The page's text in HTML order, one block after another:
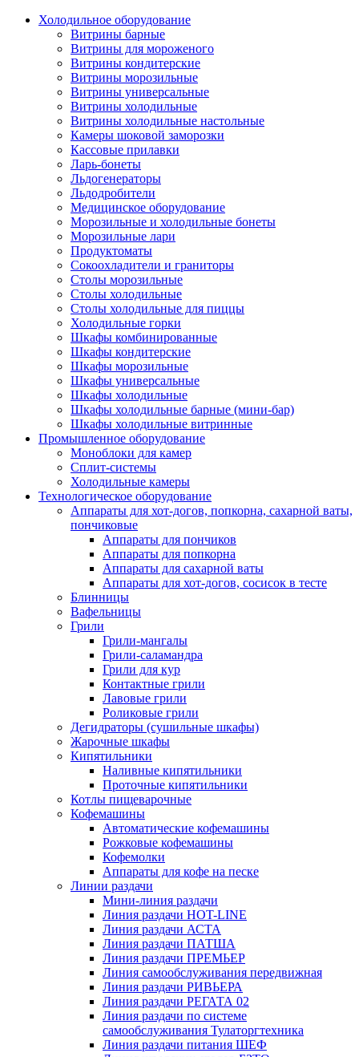
Холодильное оборудование
Витрины барные
Витрины для мороженого
Витрины кондитерские
Витрины морозильные
Витрины универсальные
Витрины холодильные
Витрины холодильные настольные
Камеры шоковой заморозки
Кассовые прилавки
Ларь-бонеты
Льдогенераторы
Льдодробители
Медицинское оборудование
Морозильные и холодильные бонеты
Морозильные лари
Продуктоматы
Сокоохладители и граниторы
Столы морозильные
Столы холодильные
Столы холодильные для пиццы
Холодильные горки
Шкафы комбинированные
Шкафы кондитерские
Шкафы морозильные
Шкафы универсальные
Шкафы холодильные
Шкафы холодильные барные (мини-бар)
Шкафы холодильные витринные
Промышленное оборудование
Моноблоки для камер
Сплит-системы
Холодильные камеры
Технологическое оборудование
Аппараты для хот-догов, попкорна, сахарной ваты,
пончиковые
Аппараты для пончиков
Аппараты для попкорна
Аппараты для сахарной ваты
Аппараты для хот-догов, сосисок в тесте
Блинницы
Вафельницы
Грили
Грили-мангалы
Грили-саламандра
Грили для кур
Контактные грили
Лавовые грили
Роликовые грили
Дегидраторы (сушильные шкафы)
Жарочные шкафы
Кипятильники
Наливные кипятильники
Проточные кипятильники
Котлы пищеварочные
Кофемашины
Автоматические кофемашины
Рожковые кофемашины
Кофемолки
Аппараты для кофе на песке
Линии раздачи
Мини-линия раздачи
Линия раздачи HOT-LINE
Линия раздачи АСТА
Линия раздачи ПАТША
Линия раздачи ПРЕМЬЕР
Линия самообслуживания передвижная
Линия раздачи РИВЬЕРА
Линия раздачи РЕГАТА 02
Линия раздачи по системе
самообслуживания Тулаторгтехника
Линия раздачи питания ШЕФ